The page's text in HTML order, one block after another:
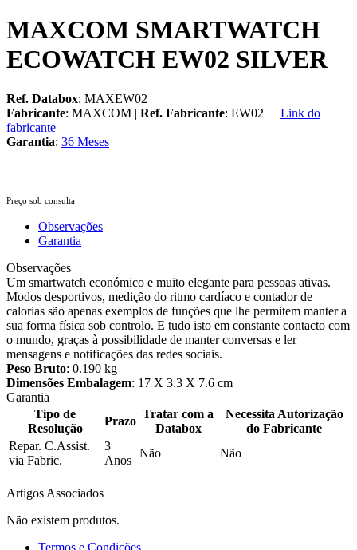
MAXCOM SMARTWATCH
ECOWATCH EW02 SILVER
Ref. Databox: MAXEW02
Fabricante: MAXCOM | Ref. Fabricante: EW02
Link do
fabricante
Garantia: 36 Meses
Preço sob consulta
Observações
Garantia
Observações
Um smartwatch económico e muito elegante para pessoas ativas.
Modos desportivos, medição do ritmo cardíaco e contador de
calorias são apenas exemplos de funções que lhe permitem manter a
sua forma física sob controlo. E tudo isto em constante contacto com
o mundo, graças à possibilidade de manter conversas e ler
mensagens e notificações das redes sociais.
Peso Bruto: 0.190 kg
Dimensões Embalagem: 17 X 3.3 X 7.6 cm
Garantia
Tipo de
Resolução
Prazo
Tratar com a
Databox
Necessita Autorização
do Fabricante
Repar. C.Assist.
via Fabric.
3
Anos
Não Não
Artigos Associados
Não existem produtos.
Termos e Condições